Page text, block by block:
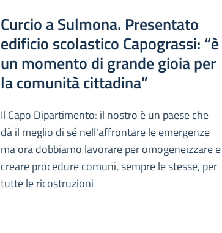
Curcio a Sulmona. Presentato
edificio scolastico Capograssi: “è
un momento di grande gioia per
la comunità cittadina”
Il Capo Dipartimento: il nostro è un paese che
dà il meglio di sé nell'affrontare le emergenze
ma ora dobbiamo lavorare per omogeneizzare e
creare procedure comuni, sempre le stesse, per
tutte le ricostruzioni